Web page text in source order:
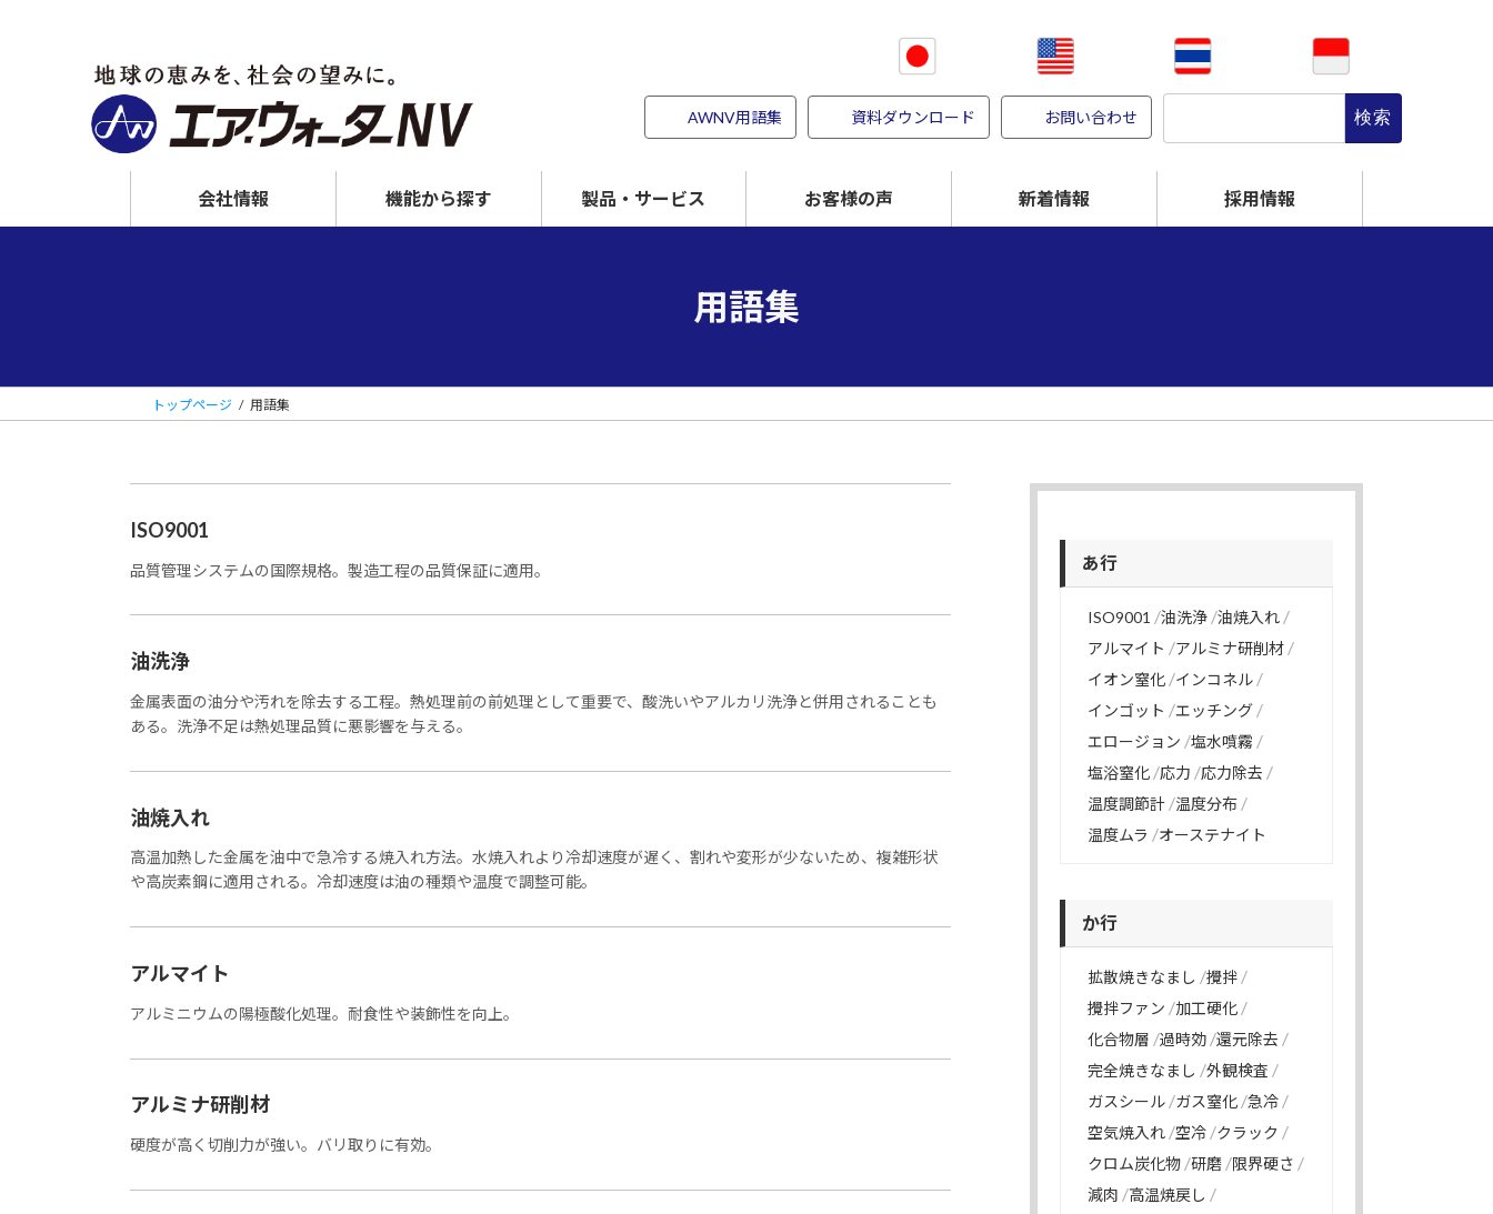
ッ
移
AWNV用語集 資料ダウンロード お問い合わせ
会社情報 機能から探す 製品・サービス
パイオナイト
MFコート
お客様の声 新着情報 採用情報
用語集
トップページ 用語集
ISO9001
品質管理システムの国際規格。製造工程の品質保証に適用。
油洗浄
金属表面の油分や汚れを除去する工程。熱処理前の前処理として重要で、酸洗いやアルカリ洗浄と併用されることも
ある。洗浄不足は熱処理品質に悪影響を与える。
油焼入れ
高温加熱した金属を油中で急冷する焼入れ方法。水焼入れより冷却速度が遅く、割れや変形が少ないため、複雑形状
や高炭素鋼に適用される。冷却速度は油の種類や温度で調整可能。
アルマイト
アルミニウムの陽極酸化処理。耐食性や装飾性を向上。
アルミナ研削材
硬度が高く切削力が強い。バリ取りに有効。
あ行
ISO9001 油洗浄 油焼入れ
アルマイト
アルミナ研削材
イオン窒化 インコネル
インゴット
エッチング
エロージョン 塩水噴霧
塩浴窒化 応力
応力除去
温度調節計 温度分布
温度ムラ
オーステナイト
か行
拡散焼きなまし
攪拌
攪拌ファン
加工硬化
化合物層 過時効 還元除去
完全焼きなまし
外観検査
ガスシール ガス窒化 急冷
空気焼入れ 空冷 クラック
クロム炭化物 研磨 限界硬さ
減肉
高温焼戻し